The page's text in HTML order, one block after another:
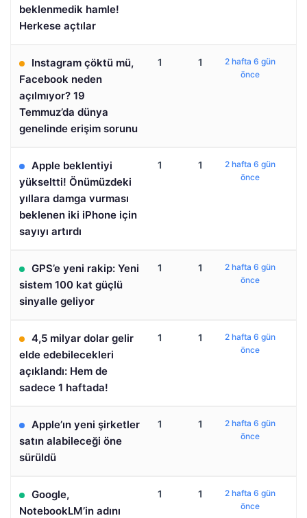
beklenmedik hamle!
Herkese açtılar
Instagram çöktü mü,
Facebook neden
açılmıyor? 19
Temmuz’da dünya
genelinde erişim sorunu
1 1
2 hafta 6 gün
önce
Apple beklentiyi
yükseltti! Önümüzdeki
yıllara damga vurması
beklenen iki iPhone için
sayıyı artırdı
1 1
2 hafta 6 gün
önce
GPS’e yeni rakip: Yeni
sistem 100 kat güçlü
sinyalle geliyor
1 1
2 hafta 6 gün
önce
4,5 milyar dolar gelir
elde edebilecekleri
açıklandı: Hem de
sadece 1 haftada!
1 1
2 hafta 6 gün
önce
Apple’ın yeni şirketler
satın alabileceği öne
sürüldü
1 1
2 hafta 6 gün
önce
Google,
NotebookLM’in adını
1 1
2 hafta 6 gün
önce